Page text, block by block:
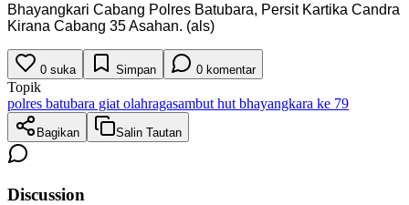
Bhayangkari Cabang Polres Batubara, Persit Kartika Candra
Kirana Cabang 35 Asahan. (als)
0 suka Simpan 0 komentar
Topik
polres batubara giat olahragasambut hut bhayangkara ke 79
Bagikan Salin Tautan
Discussion